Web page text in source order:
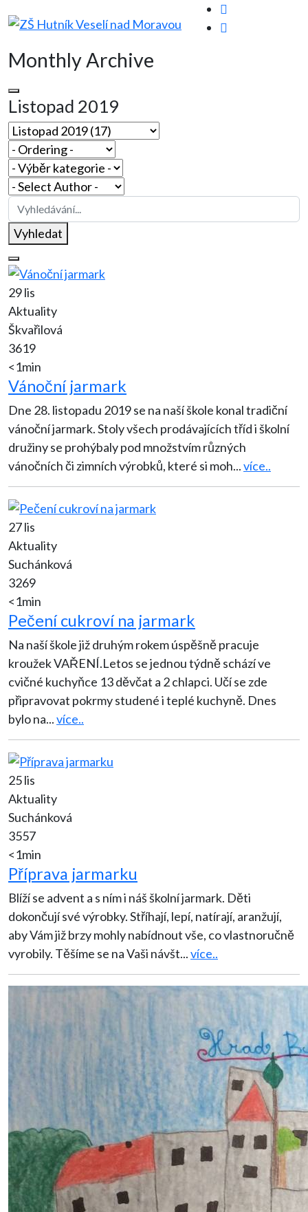
Monthly Archive
Listopad 2019
Vyhledat
29 lis
Aktuality
Škvařilová
3619
<1min
Vánoční jarmark
Dne 28. listopadu 2019 se na naší škole konal tradiční
vánoční jarmark. Stoly všech prodávajících tříd i školní
družiny se prohýbaly pod množstvím různých
vánočních či zimních výrobků, které si moh...více..
27 lis
Aktuality
Suchánková
3269
<1min
Pečení cukroví na jarmark
Na naší škole již druhým rokem úspěšně pracuje
kroužek VAŘENÍ.Letos se jednou týdně schází ve
cvičné kuchyňce 13 děvčat a 2 chlapci. Učí se zde
připravovat pokrmy studené i teplé kuchyně. Dnes
bylo na...více..
25 lis
Aktuality
Suchánková
3557
<1min
Příprava jarmarku
Blíží se advent a s ním i náš školní jarmark. Děti
dokončují své výrobky. Stříhají, lepí, natírají, aranžují,
aby Vám již brzy mohly nabídnout vše, co vlastnoručně
vyrobily. Těšíme se na Vaši návšt...více..